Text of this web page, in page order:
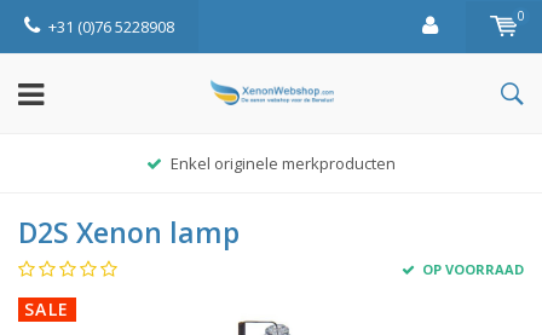
+31 (0)76 5228908 0
Enkel originele merkproducten
D2S Xenon lamp
OP VOORRAAD
SALE